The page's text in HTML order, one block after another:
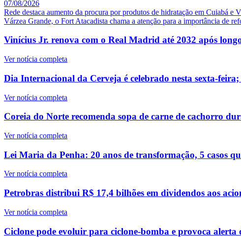
07/08/2026
Rede destaca aumento da procura por produtos de hidratação em Cuiabá e
Várzea Grande, o Fort Atacadista chama a atenção para a importância de
Vinícius Jr. renova com o Real Madrid até 2032 após
Ver notícia completa
Dia Internacional da Cerveja é celebrado nesta sexta-
Ver notícia completa
Coreia do Norte recomenda sopa de carne de cachorro
Ver notícia completa
Lei Maria da Penha: 20 anos de transformação, 5 casos
Ver notícia completa
Petrobras distribui R$ 17,4 bilhões em dividendos aos
Ver notícia completa
Ciclone pode evoluir para ciclone-bomba e provoca alerta